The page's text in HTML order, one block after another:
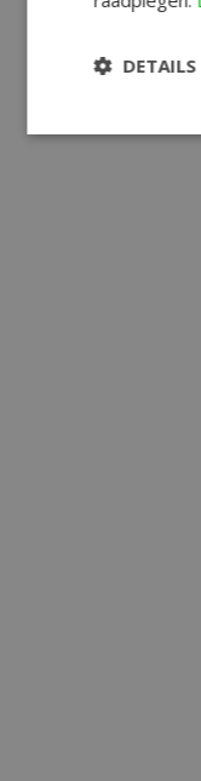
DETAILS